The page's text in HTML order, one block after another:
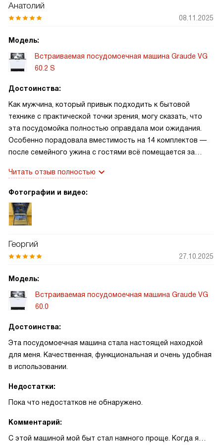
Анатолий
08.11.2025
Модель:
Встраиваемая посудомоечная машина Graude VG
60.2 S
Достоинства:
Как мужчина, который привык подходить к бытовой
технике с практической точки зрения, могу сказать, что
эта посудомойка полностью оправдала мои ожидания.
Особенно порадовала вместимость на 14 комплектов —
после семейного ужина с гостями всё помещается за
сортировки. Система трёх уровней корзины оказалась
очень продуманной: верхняя секция регулируется по
или кастрюли без демонтажа полок. Функция луча на полу
— не просто маркетинговая «фишка», а реально удобная
находится мойка, и когда можно загружать следующую
партию. Защита от протечек работает тихо и незаметно,
учитывая, что установлена техника в кухонном гарнитуре
из натурального дерева. Программа Power Wash выручает
после готовки с нагаром — сковородки выходят чистыми
Читать отзыв полностью
Фотографии и видео:
Георгий
27.10.2025
Модель:
Встраиваемая посудомоечная машина Graude VG
60.0
Достоинства:
Эта посудомоечная машина стала настоящей находкой
для меня. Качественная, функциональная и очень удобная
в использовании.
Недостатки:
Пока что недостатков не обнаружено.
Комментарий:
С этой машиной мой быт стал намного проще. Когда я